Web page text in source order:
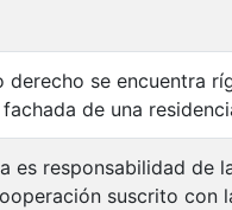
derecho se encuentra
de una
es responsabilidad de
suscrito con